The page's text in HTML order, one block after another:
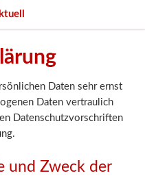
Daten sehr ernst
Daten vertraulich
Datenschutzvorschriften
und Zweck der